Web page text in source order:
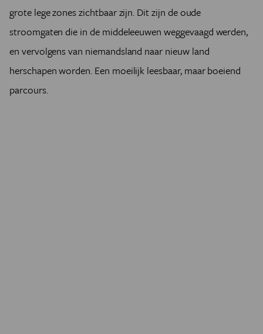
grote lege zones zichtbaar zijn. Dit zijn de oude
stroomgaten die in de middeleeuwen weggevaagd werden,
en vervolgens van niemandsland naar nieuw land
herschapen worden. Een moeilijk leesbaar, maar boeiend
parcours.